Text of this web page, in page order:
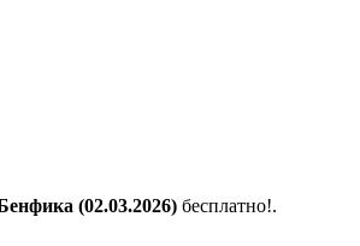
(02.03.2026) бесплатно!.